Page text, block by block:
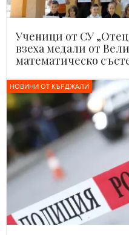
Ученици от СУ
взеха медали от
математическо
НОВИНИ ОТ КЪРДЖАЛИ